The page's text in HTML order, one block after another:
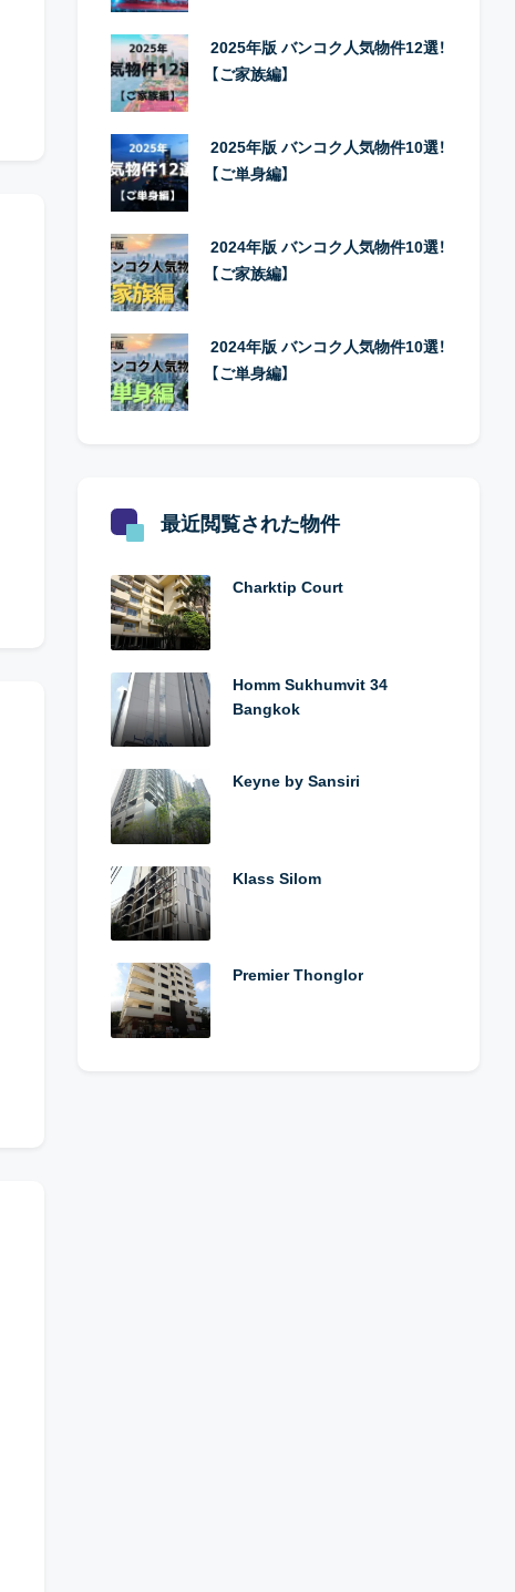
2025年版 バンコク人気物件12選！
【ご家族編】
2025年版 バンコク人気物件10選！
【ご単身編】
2024年版 バンコク人気物件10選！
【ご家族編】
2024年版 バンコク人気物件10選！
【ご単身編】
最近閲覧された物件
Charktip Court
Homm Sukhumvit 34
Bangkok
Keyne by Sansiri
Klass Silom
Premier Thonglor